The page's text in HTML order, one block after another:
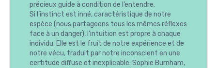
précieux guide à condition de l’entendre.
Si l’instinct est inné, caractéristique de notre
espèce (nous partageons tous les mêmes réflexes
face à un danger), l’intuition est propre à chaque
individu. Elle est le fruit de notre expérience et de
notre vécu, traduit par notre inconscient en une
certitude diffuse et inexplicable. Sophie Burnham,